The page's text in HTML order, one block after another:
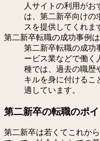
人サイトの利用がお
は、第二新卒向けの
スを提供してくれま
第二新卒転職の成功事例は
第二新卒転職の成功
ービス業などで働く
種では、過去の職歴
キルを身に付けるこ
適しています。
第二新卒の転職のポ
第二新卒は若くてこれか